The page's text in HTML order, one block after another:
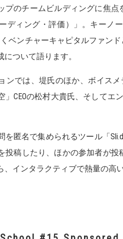
プのチームビルディングに焦
ディング・評価）」。キーノ
ベンチャーキャピタルファン
について語ります。
ンでは、堤氏のほか、ボイスメ
」CEOの松村大貴氏、そして
を匿名で集められるツール「
投稿したり、ほかの参加者が
、インタラクティブで熱量の高